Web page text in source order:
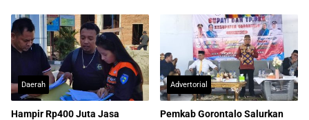
Daerah
Hampir Rp400 Juta Jasa
Advertorial
Pemkab Gorontalo Salurkan